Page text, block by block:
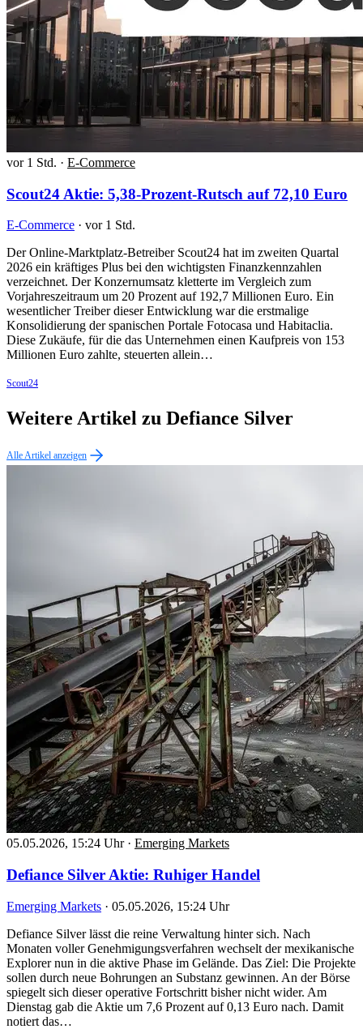
vor 1 Std. · E-Commerce
Scout24 Aktie: 5,38-Prozent-Rutsch auf 72,10 Euro
E-Commerce · vor 1 Std.
Der Online-Marktplatz-Betreiber Scout24 hat im zweiten Quartal
2026 ein kräftiges Plus bei den wichtigsten Finanzkennzahlen
verzeichnet. Der Konzernumsatz kletterte im Vergleich zum
Vorjahreszeitraum um 20 Prozent auf 192,7 Millionen Euro. Ein
wesentlicher Treiber dieser Entwicklung war die erstmalige
Konsolidierung der spanischen Portale Fotocasa und Habitaclia.
Diese Zukäufe, für die das Unternehmen einen Kaufpreis von 153
Millionen Euro zahlte, steuerten allein…
Scout24
Weitere Artikel zu Defiance Silver
Alle Artikel anzeigen
05.05.2026, 15:24 Uhr · Emerging Markets
Defiance Silver Aktie: Ruhiger Handel
Emerging Markets · 05.05.2026, 15:24 Uhr
Defiance Silver lässt die reine Verwaltung hinter sich. Nach
Monaten voller Genehmigungsverfahren wechselt der mexikanische
Explorer nun in die aktive Phase im Gelände. Das Ziel: Die Projekte
sollen durch neue Bohrungen an Substanz gewinnen. An der Börse
spiegelt sich dieser operative Fortschritt bisher nicht wider. Am
Dienstag gab die Aktie um 7,6 Prozent auf 0,13 Euro nach. Damit
notiert das…